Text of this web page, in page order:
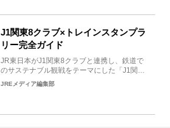
J1関東8クラブ×トレインスタンプラ
リー完全ガイド
JR東日本がJ1関東8クラブと連携し、鉄道で
のサステナブル観戦をテーマにした「J1関東8
クラブ×トレイン...
JREメディア編集部